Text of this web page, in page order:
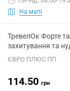
На мапі
ТревелОк Форте
захитування та
ЄВРО ПЛЮС ПП
114.50 грн